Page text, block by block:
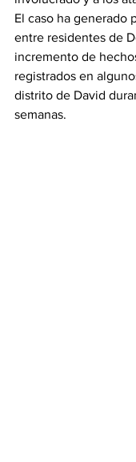
El caso ha generado
entre residentes de
incremento de
registrados en
distrito de David
semanas.